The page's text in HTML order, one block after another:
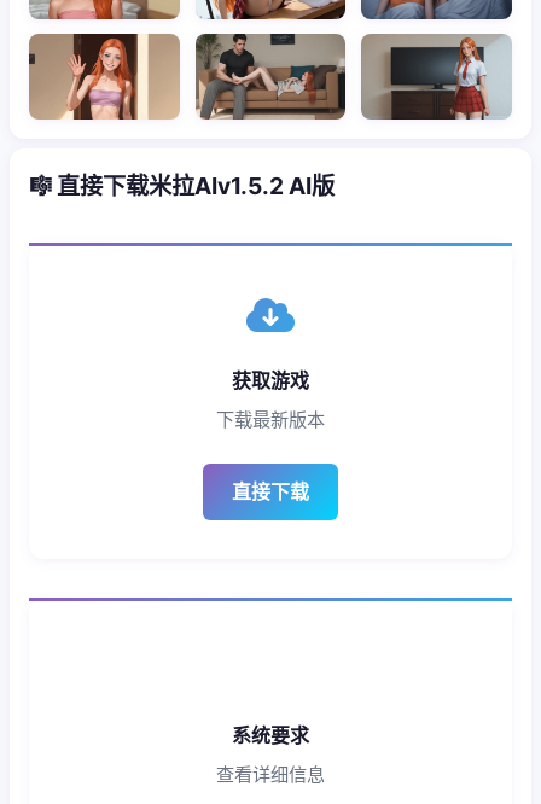
🎼 直接下载米拉AIv1.5.2 AI版
获取游戏
下载最新版本
直接下载
系统要求
查看详细信息